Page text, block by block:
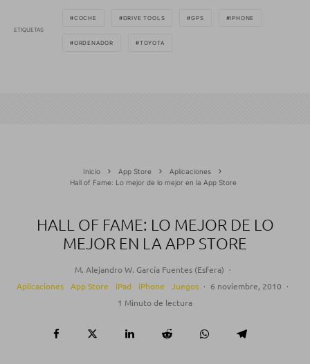
ETIQUETAS
COCHE DRIVE TOOLS GPS IPHONE
ORDENADOR TOYOTA
Inicio App Store
Aplicaciones
Hall of Fame: Lo mejor de lo mejor en la App Store
HALL OF FAME: LO MEJOR DE LO
MEJOR EN LA APP STORE
M. Alejandro W. García Fuentes (Esfera) ·
Aplicaciones
App Store iPad iPhone Juegos · 6 noviembre, 2010 ·
1 Minuto de lectura